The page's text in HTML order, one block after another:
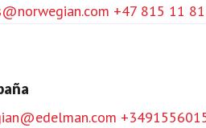
+47 815 11